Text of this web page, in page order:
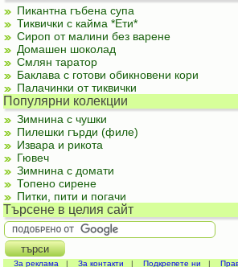
Пикантна гъбена супа
Тиквички с кайма *Ети*
Сироп от малини без варене
Домашен шоколад
Смлян таратор
Баклава с готови обикновени кори
Палачинки от тиквички
Популярни колекции
Зимнина с чушки
Пилешки гърди (филе)
Извара и рикота
Гювеч
Зимнина с домати
Топено сирене
Питки, пити и погачи
Търсене в целия сайт
За реклама | За контакти | Подкрепете ни |